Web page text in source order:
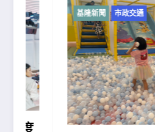
基隆新聞 市政交通